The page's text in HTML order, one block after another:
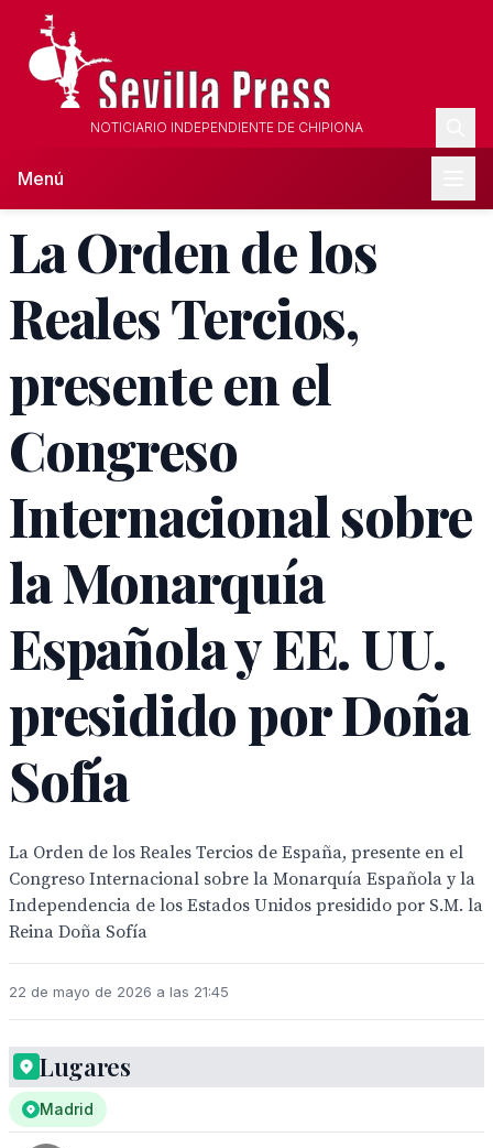
NOTICIARIO INDEPENDIENTE DE CHIPIONA
Menú
La Orden de los
Reales Tercios,
presente en el
Congreso
Internacional sobre
la Monarquía
Española y EE. UU.
presidido por Doña
Sofía
La Orden de los Reales Tercios de España, presente en el
Congreso Internacional sobre la Monarquía Española y la
Independencia de los Estados Unidos presidido por S.M. la
Reina Doña Sofía
22 de mayo de 2026 a las 21:45
Lugares
Madrid